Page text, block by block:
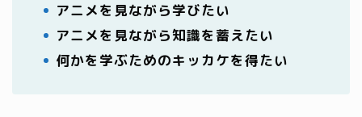
アニメを見ながら学びたい
アニメを見ながら知識を蓄えたい
何かを学ぶためのキッカケを得たい